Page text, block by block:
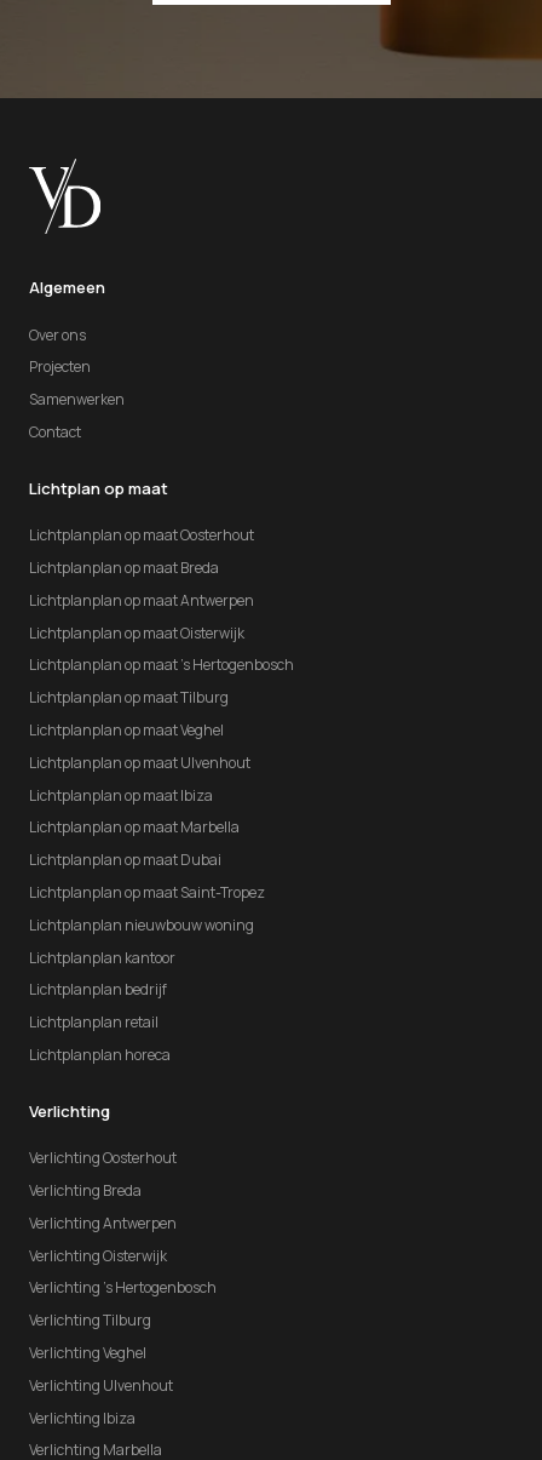
Algemeen
Over ons
Projecten
Samenwerken
Contact
Lichtplan op maat
Lichtplanplan op maat Oosterhout
Lichtplanplan op maat Breda
Lichtplanplan op maat Antwerpen
Lichtplanplan op maat Oisterwijk
Lichtplanplan op maat 's Hertogenbosch
Lichtplanplan op maat Tilburg
Lichtplanplan op maat Veghel
Lichtplanplan op maat Ulvenhout
Lichtplanplan op maat Ibiza
Lichtplanplan op maat Marbella
Lichtplanplan op maat Dubai
Lichtplanplan op maat Saint-Tropez
Lichtplanplan nieuwbouw woning
Lichtplanplan kantoor
Lichtplanplan bedrijf
Lichtplanplan retail
Lichtplanplan horeca
Verlichting
Verlichting Oosterhout
Verlichting Breda
Verlichting Antwerpen
Verlichting Oisterwijk
Verlichting 's Hertogenbosch
Verlichting Tilburg
Verlichting Veghel
Verlichting Ulvenhout
Verlichting Ibiza
Verlichting Marbella